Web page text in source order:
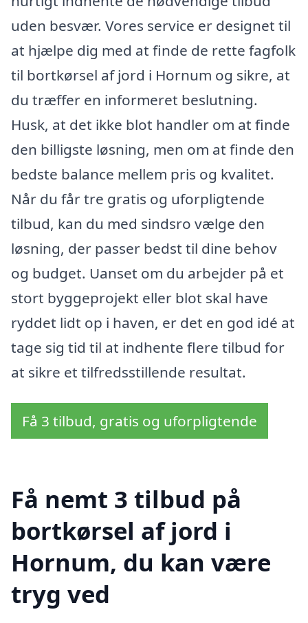
uden besvær. Vores service er designet til
at hjælpe dig med at finde de rette fagfolk
til bortkørsel af jord i Hornum og sikre, at
du træffer en informeret beslutning.
Husk, at det ikke blot handler om at finde
den billigste løsning, men om at finde den
bedste balance mellem pris og kvalitet.
Når du får tre gratis og uforpligtende
tilbud, kan du med sindsro vælge den
løsning, der passer bedst til dine behov
og budget. Uanset om du arbejder på et
stort byggeprojekt eller blot skal have
ryddet lidt op i haven, er det en god idé at
tage sig tid til at indhente flere tilbud for
at sikre et tilfredsstillende resultat.
Få 3 tilbud, gratis og uforpligtende
Få nemt 3 tilbud på
bortkørsel af jord i
Hornum, du kan være
tryg ved